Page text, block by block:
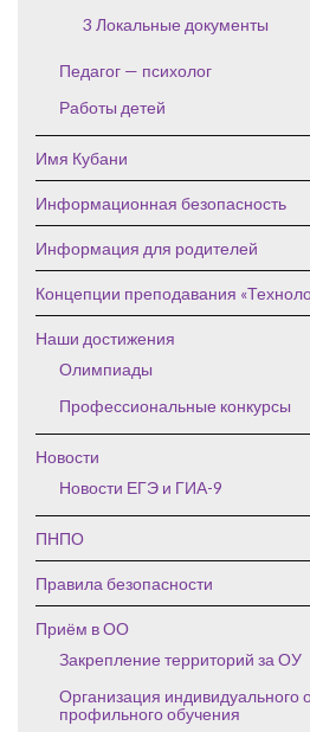
3 Локальные документы
Педагог — психолог
Работы детей
Имя Кубани
Информационная безопасность
Информация для родителей
Концепции преподавания
Наши достижения
Олимпиады
Профессиональные конкурсы
Новости
Новости ЕГЭ и ГИА-9
ПНПО
Правила безопасности
Приём в ОО
Закрепление территорий за ОУ
Организация индивидуального
профильного обучения